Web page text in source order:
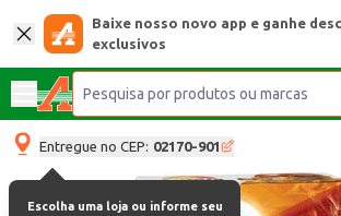
Baixe nosso novo app e ganhe
exclusivos
Entregue no CEP: 02170-901
Escolha uma loja ou informe seu